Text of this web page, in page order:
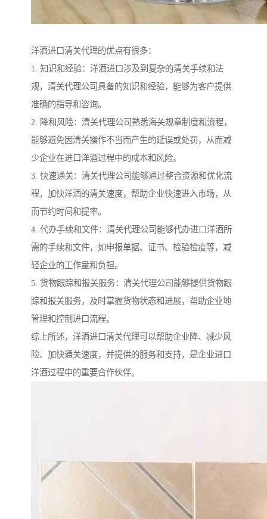
洋酒进口清关代理的优点有很多：
1. 知识和经验：洋酒进口涉及到复杂的清关手续和法
规，清关代理公司具备的知识和经验，能够为客户提供
准确的指导和咨询。
2. 降和风险：清关代理公司熟悉海关规章制度和流程，
能够避免因清关操作不当而产生的延误或处罚，从而减
少企业在进口洋酒过程中的成本和风险。
3. 快速通关：清关代理公司能够通过整合资源和优化流
程，加快洋酒的清关速度，帮助企业快速进入市场，从
而节约时间和提率。
4. 代办手续和文件：清关代理公司能够代办进口洋酒所
需的手续和文件，如申报单据、证书、检验检疫等，减
轻企业的工作量和负担。
5. 货物跟踪和报关服务：清关代理公司能够提供货物跟
踪和报关服务，及时掌握货物状态和进展，帮助企业地
管理和控制进口流程。
综上所述，洋酒进口清关代理可以帮助企业降、减少风
险、加快通关速度，并提供的服务和支持，是企业进口
洋酒过程中的重要合作伙伴。